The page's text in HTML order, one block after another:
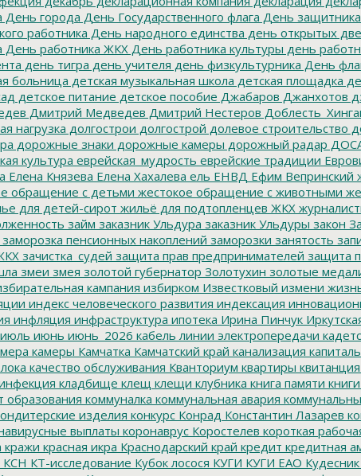
День города День Государственного флага День
работника День народного единства день открытых
День работника ЖКХ День работника культуры день
день тигра день учителя день физкультурника День
больница детская музыкальная школа детская площадка
детское питание детское пособие Джабаров Джанхотов
Дмитрий Медведев Дмитрий Нестеров
нагрузка долгострои долгострой долевое строительство
дорожные знаки дорожные камеры дорожный радар
культура еврейская_мудрость еврейские традиции
Елена Князева Елена Хахалева ель ЕНВД Ефим Вепринский
обращение с детьми жестокое обращение с животными
для детей-сирот жильё для подтопленцев ЖКХ
займ заказник Ульдура заказник Ульдуры закон
заморозка пенсионных накоплений заморозки занятость
зачистка_судей защита прав предпринимателей защита
змеи змея золотой губернатор Золотухин золотые
кампания избирком Известковый измени
индекс человеческого развития индексация
инфляция инфраструктура ипотека Ирина Пинчук
июль июнь июнь_2026 кабель линии электропередачи
камеры Камчатка Камчатский край канализация
качество обслуживания Кванториум квартиры квитанция
кладбище клещ клещи клубника книга памяти книги
образования коммуналка коммунальная авария
изделия конкурс Конрад Константин Лазарев
выплаты коронаврус Коростелев короткая
кражи красная икра Краснодарский край кредит кредитная
КСН КТ-исследование Кубок лосося КУГИ КУГИ ЕАО Кудесник